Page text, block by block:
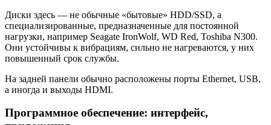
Диски здесь — не обычные «бытовые» HDD/SSD, а
специализированные, предназначенные для постоянной
нагрузки, например Seagate IronWolf, WD Red, Toshiba N300.
Они устойчивы к вибрациям, сильно не нагреваются, у них
повышенный срок службы.
На задней панели обычно расположены порты Ethernet, USB,
а иногда и выходы HDMI.
Программное обеспечение: интерфейс,